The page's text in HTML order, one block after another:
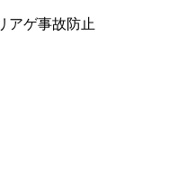
アゲ事故防止